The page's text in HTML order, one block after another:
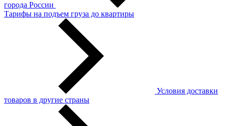
города России
Тарифы на подъем груза до квартиры
Условия доставки
товаров в другие страны